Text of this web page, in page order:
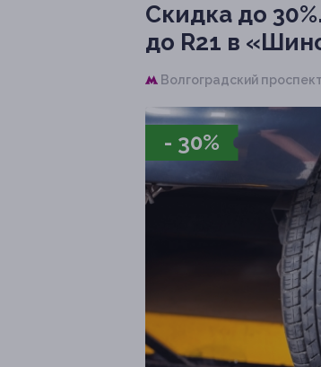
Скидка до 30%.
до R21 в
Волгоградский проспект,
- 30%